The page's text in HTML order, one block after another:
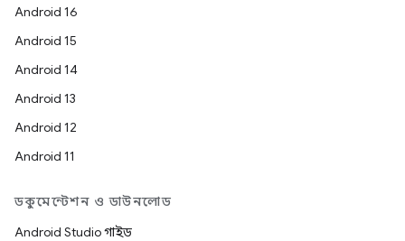
Android 16
Android 15
Android 14
Android 13
Android 12
Android 11
ডকুমেন্টেশন ও ডাউনলোড
Android Studio গাইড